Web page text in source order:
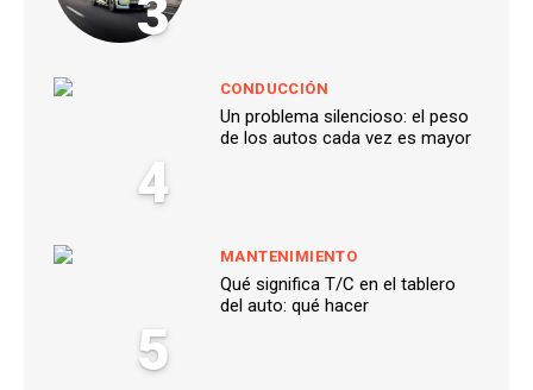
3
4
CONDUCCIÓN
Un problema silencioso: el peso
de los autos cada vez es mayor
5
MANTENIMIENTO
Qué significa T/C en el tablero
del auto: qué hacer